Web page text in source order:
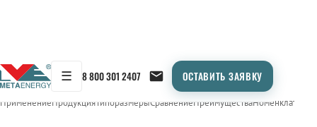
☰ 8 800 301 2407 ОСТАВИТЬ ЗАЯВКУ
← Продукция/ИЗОЛЯТОРЫ НИЗКОВОЛЬТНЫЕ (МН, SM)
ПрименениеПродукцияТипоразмерыСравнениеПреимуществаНоменклатура